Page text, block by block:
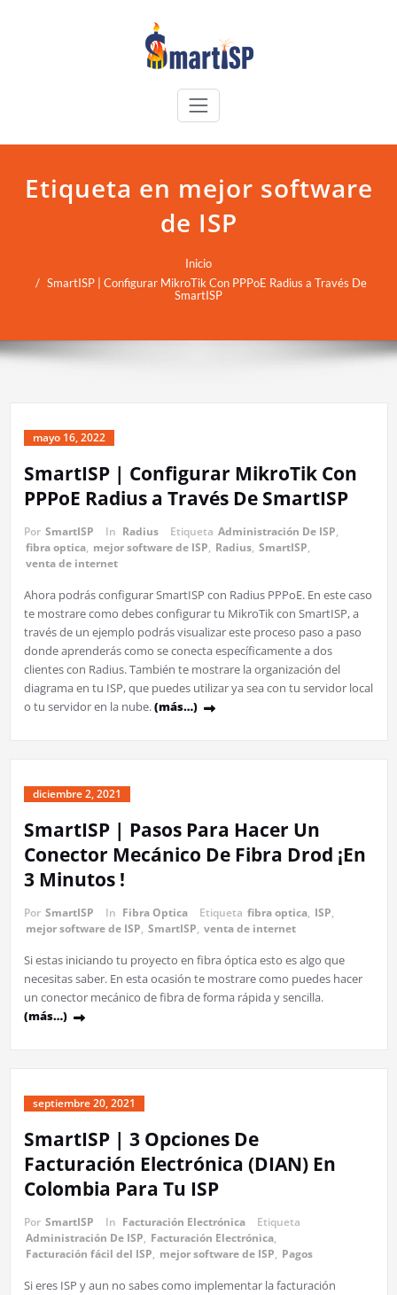
Etiqueta en mejor software
de ISP
Inicio
SmartISP | Configurar MikroTik Con PPPoE Radius a Través De
SmartISP
mayo 16, 2022
SmartISP | Configurar MikroTik Con
PPPoE Radius a Través De SmartISP
Por SmartISP In Radius Etiqueta Administración De ISP,
fibra optica, mejor software de ISP, Radius, SmartISP,
venta de internet
Ahora podrás configurar SmartISP con Radius PPPoE. En este caso
te mostrare como debes configurar tu MikroTik con SmartISP, a
través de un ejemplo podrás visualizar este proceso paso a paso
donde aprenderás como se conecta específicamente a dos
clientes con Radius. También te mostrare la organización del
diagrama en tu ISP, que puedes utilizar ya sea con tu servidor local
o tu servidor en la nube.(más…)
diciembre 2, 2021
SmartISP | Pasos Para Hacer Un
Conector Mecánico De Fibra Drod ¡En
3 Minutos !
Por SmartISP In Fibra Optica Etiqueta fibra optica, ISP,
mejor software de ISP, SmartISP, venta de internet
Si estas iniciando tu proyecto en fibra óptica esto es algo que
necesitas saber. En esta ocasión te mostrare como puedes hacer
un conector mecánico de fibra de forma rápida y sencilla.
(más…)
septiembre 20, 2021
SmartISP | 3 Opciones De
Facturación Electrónica (DIAN) En
Colombia Para Tu ISP
Por SmartISP In Facturación Electrónica
Etiqueta
Administración De ISP, Facturación Electrónica,
Facturación fácil del ISP, mejor software de ISP, Pagos
Si eres ISP y aun no sabes como implementar la facturación